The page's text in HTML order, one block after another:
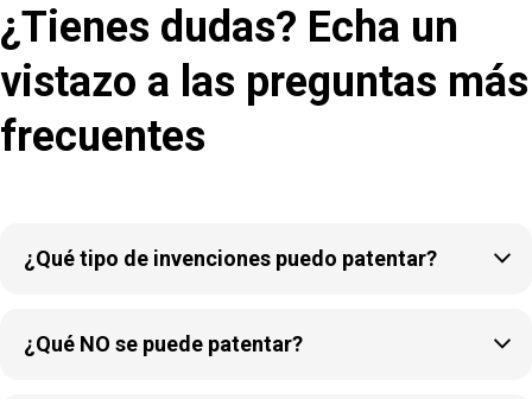
¿Tienes dudas? Echa un
vistazo a las preguntas más
frecuentes
¿Qué tipo de invenciones puedo patentar? 
¿Qué NO se puede patentar? 